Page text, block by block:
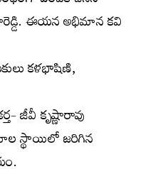
ఈయన అభిమాన కవి
కళభాషిణి,
జీవీ కృష్ణారావు
స్థాయిలో జరిగిన